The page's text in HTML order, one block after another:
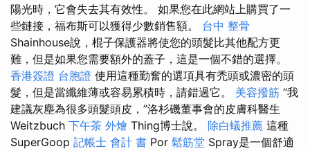
陽光時，它會失去其有效性。 如果您在此網站上購買了一
些鏈接，福布斯可以獲得少數銷售額。 台中 整骨
Shainhouse說，棍子保護器將使您的頭髮比其他配方更
難，但是如果您需要額外的蓋子，這是一個不錯的選擇。
香港簽證 台胞證 使用這種勤奮的選項具有禿頭或濃密的頭
髮，但是當纖維薄或容易累積時，請錯過它。 美容撥筋 “我
建議灰塵為很多頭髮頭皮，”洛杉磯董事會的皮膚科醫生
Weitzbuch 下午茶 外燴 Thing博士說。 除白蟻推薦 這種
SuperGoop 記帳士 會計 書 Por 鬆筋堂 Spray是一個舒適